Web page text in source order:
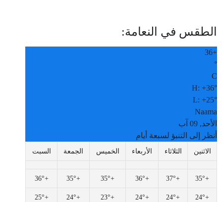
الطقس في النعامة:
+
36
°
C
H: +36°
L: +25°
Naama
الأحد, 09 آب
أنظر إلى التنبؤ لسبعة أيام
الاثنين الثلاثاء الأربعاء الخميس الجمعة السبت
+
35°
+
37°
+
36°
+
35°
+
35°
+
36°
+
24°
+
24°
+
24°
+
23°
+
24°
+
25°